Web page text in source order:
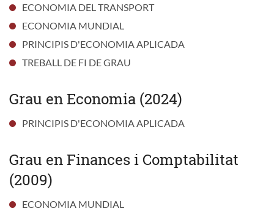
ECONOMIA DEL TRANSPORT
ECONOMIA MUNDIAL
PRINCIPIS D'ECONOMIA APLICADA
TREBALL DE FI DE GRAU
Grau en Economia (2024)
PRINCIPIS D'ECONOMIA APLICADA
Grau en Finances i Comptabilitat
(2009)
ECONOMIA MUNDIAL